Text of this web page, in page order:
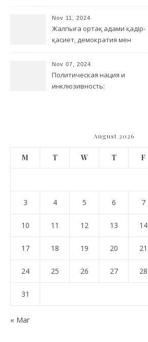
религиозным радикализмом
Nov 11, 2024
Жалпыға ортақ адами қадір-
қасиет, демократия мен
түсінік арасындағы
байланыс
Nov 07, 2024
Политическая нация и
инклюзивность:
August 2026
M T W T F
3 4 5 6 7
10 11 12 13 14
17 18 19 20 21
24 25 26 27 28
31
« Mar